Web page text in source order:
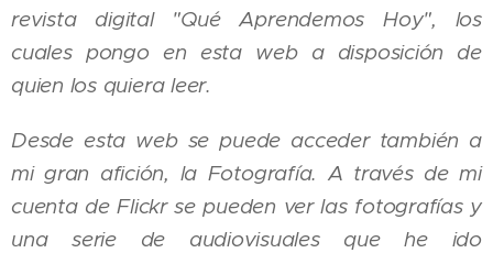
revista digital "Qué Aprendemos Hoy", los
cuales pongo en esta web a disposición de
quien los quiera leer.
Desde esta web se puede acceder también a
mi gran afición, la Fotografía. A través de mi
cuenta de Flickr se pueden ver las fotografías y
una serie de audiovisuales que he ido